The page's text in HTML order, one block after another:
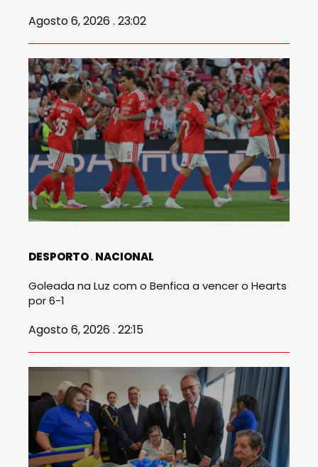
Agosto 6, 2026 . 23:02
DESPORTO NACIONAL
Goleada na Luz com o Benfica a vencer o Hearts
por 6-1
Agosto 6, 2026 . 22:15